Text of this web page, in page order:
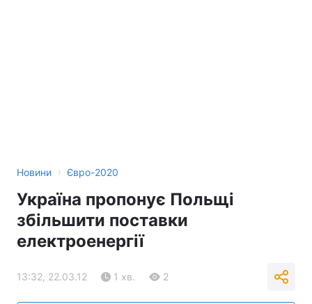
Новини › Євро-2020
Україна пропонує Польщі
збільшити поставки
електроенергії
13:32, 22.03.12 1 хв. 2